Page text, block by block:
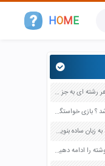
HOME
یکی از هنرمندان معاصر مورد علاقه خود را در هر رشته ای به جز عکاسی صفحه 69 فرهنگ و هنر نهم
یکی از مسیر های عبور و مرور خودروها می باشد ؟ بازی خواستگاری جواب پاسخ
یکی از حکایت هایی را که تا به حال شنیده اید به زبان ساده بنویسید صفحه 97 نگارش ششم دبستان
یکی از متن های ناتمام زیر را انتخاب کنید و نوشته را ادامه دهید صفحه 73 و 74 کتاب نگارش فارسی پنجم دبستان